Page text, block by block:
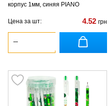
корпус 1мм, синяя PIANO
Цена за шт: 4.52 грн